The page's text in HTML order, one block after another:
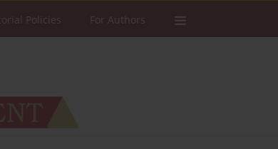
Policies For Authors